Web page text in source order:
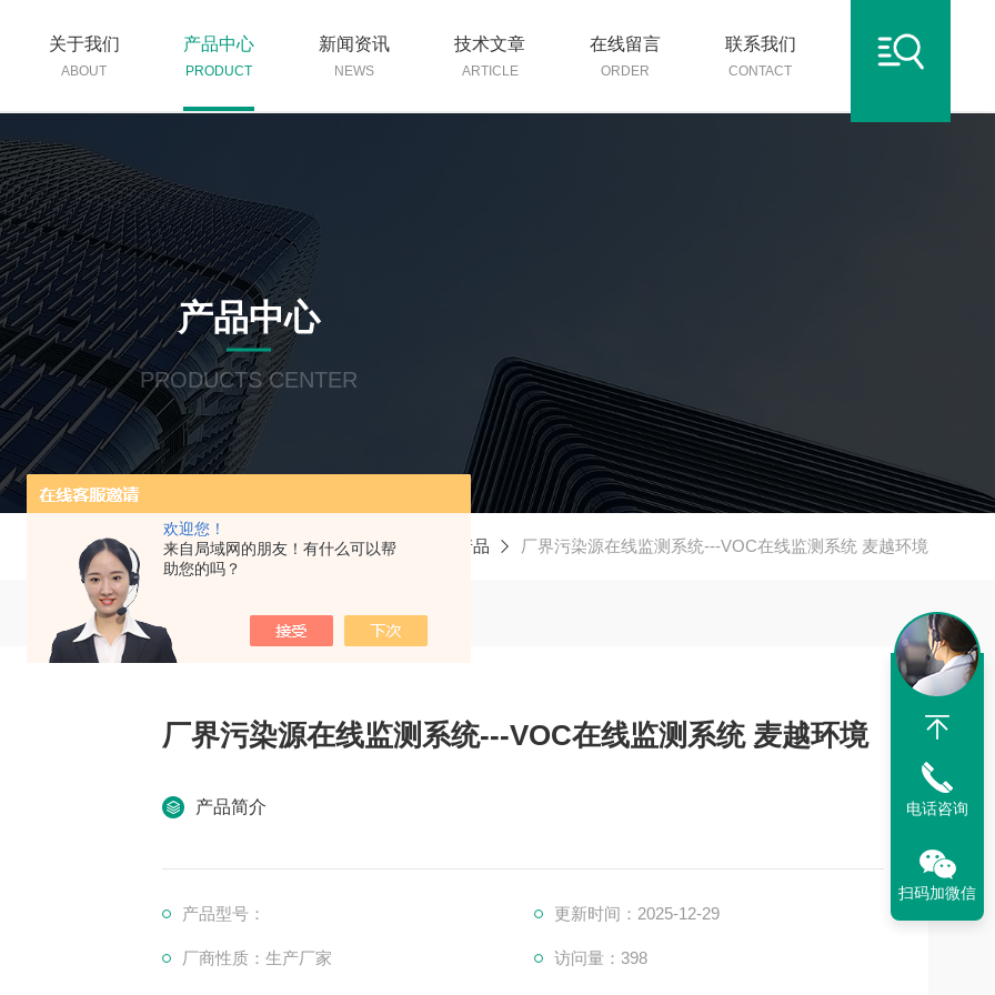
欢迎您！
来自局域网的朋友！有什么可以帮
助您的吗？
关于我们
ABOUT
产品中心
PRODUCT
新闻资讯
NEWS
技术文章
ARTICLE
在线留言
ORDER
联系我们
CONTACT
产品中心
PRODUCTS CENTER
当前位置：首页 产品中心 供应产品 厂界污染源在线监测系统---VOC在线监测系统 麦越环境
厂界污染源在线监测系统---VOC在线监测系统 麦越环境
产品简介
产品型号： 更新时间：2025-12-29
厂商性质：生产厂家 访问量：398
电话咨询
扫码加微信